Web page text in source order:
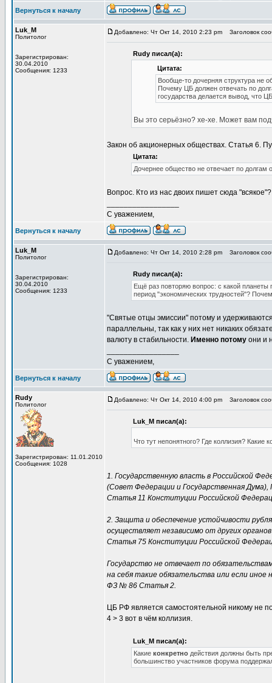
Вернуться к началу
Luk_M
Политолог
Зарегистрирован:
30.04.2010
Сообщения: 1233
Добавлено: Чт Окт 14, 2010 2:23 pm Заголовок
Rudy писал(а):
Цитата:
Вообще-то дочерняя структура не
Почему ЦБ должен отвечать по
государства делается вывод, что
Вы это серьёзно? хе-хе. Может вам
Закон об акционерных обществах. Статья 6.
Цитата:
Дочернее общество не отвечает по долгам
Вопрос. Кто из нас двоих пишет сюда "всякое"?
С уважением,
Вернуться к началу
Luk_M
Политолог
Зарегистрирован:
30.04.2010
Сообщения: 1233
Добавлено: Чт Окт 14, 2010 2:28 pm Заголовок
Rudy писал(а):
Ещё раз повторяю вопрос: с какой
период "экономических трудностей"?
"Святые отцы эмиссии" потому и
параллельны, так как у них нет никаких
валюту в стабильности. Именно потому они и
С уважением,
Вернуться к началу
Rudy
Политолог
Зарегистрирован: 11.01.2010
Сообщения: 1028
Добавлено: Чт Окт 14, 2010 4:00 pm Заголовок
Luk_M писал(а):
Что тут непонятного? Где коллизия? Какие
1. Государственную власть в Российской
(Совет Федерации и Государственная
Статья 11 Конституции Российской
2. Защита и обеспечение устойчивости
осуществляет независимо от других
Статья 75 Конституции Российской
Государство не отвечает по
на себя такие обязательства или если
ФЗ № 86 Статья 2.
ЦБ РФ является самостоятельной никому не
4 > 3 вот в чём коллизия.
Luk_M писал(а):
Какие конкретно действия должны быть
большинство участников форума